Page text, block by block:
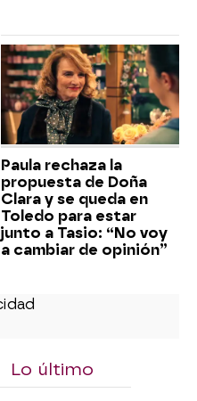
Paula rechaza la
propuesta de Doña
Clara y se queda en
Toledo para estar
junto a Tasio: “No voy
a cambiar de opinión”
Lo último